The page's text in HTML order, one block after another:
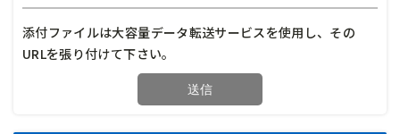
添付ファイルは大容量データ転送サービスを使用し、その
URLを張り付けて下さい。